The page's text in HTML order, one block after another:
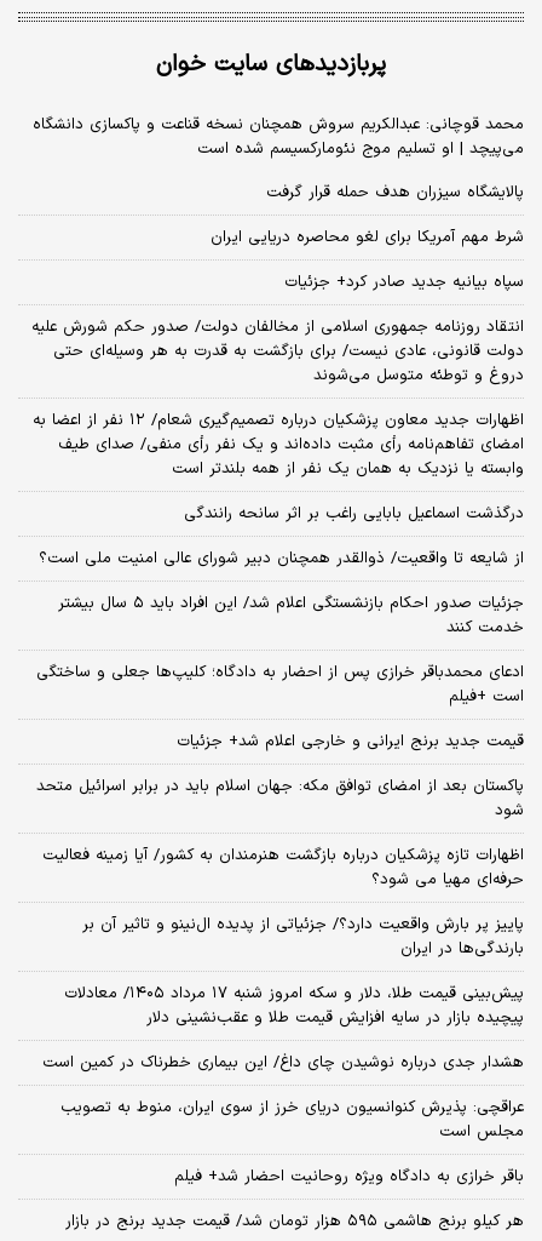
پربازدیدهای سایت خوان
محمد قوچانی: عبدالکریم سروش همچنان نسخه قناعت و پاکسازی دانشگاه
می‌پیچد | او تسلیم موج نئومارکسیسم شده است
پالایشگاه سیزران هدف حمله قرار گرفت
شرط مهم آمریکا برای لغو محاصره دریایی ایران
سپاه بیانیه جدید صادر کرد+ جزئیات
انتقاد روزنامه جمهوری اسلامی از مخالفان دولت/ صدور حکم شورش علیه
دولت قانونی، عادی نیست/ برای بازگشت به قدرت به هر وسیله‌ای حتی
دروغ و توطئه متوسل می‌شوند
اظهارات جدید معاون پزشکیان درباره تصمیم‌گیری شعام/ ۱۲ نفر از اعضا به
امضای تفاهم‌نامه رأی مثبت داده‌اند و یک نفر رأی منفی/ صدای طیف
وابسته یا نزدیک به همان یک نفر از همه بلندتر است
درگذشت اسماعیل بابایی راغب بر اثر سانحه رانندگی
از شایعه تا واقعیت/ ذوالقدر همچنان دبیر شورای ‌عالی امنیت ملی است؟
جزئیات صدور احکام بازنشستگی اعلام شد/ این افراد باید ۵ سال بیشتر
خدمت کنند
ادعای محمدباقر خرازی پس از احضار به دادگاه؛ کلیپ‌ها جعلی و ساختگی
است +فیلم
قیمت جدید برنج ایرانی و خارجی اعلام شد+ جزئیات
پاکستان بعد از امضای توافق مکه: جهان اسلام باید در برابر اسرائیل متحد
شود
اظهارات تازه پزشکیان درباره بازگشت هنرمندان به کشور/ آیا زمینه فعالیت
حرفه‌ای مهیا می شود؟
پاییز پر بارش واقعیت دارد؟/ جزئیاتی از پدیده ال‌نینو و تاثیر آن بر
بارندگی‌ها در ایران
پیش‌بینی قیمت طلا، دلار و سکه امروز شنبه ۱۷ مرداد ۱۴۰۵/ معادلات
پیچیده بازار در سایه افزایش قیمت طلا و عقب‌نشینی دلار
هشدار جدی درباره نوشیدن چای داغ/ این بیماری خطرناک در کمین است
عراقچی: پذیرش کنوانسیون دریای خرز از سوی ایران، منوط به تصویب
مجلس است
باقر خرازی به دادگاه ویژه روحانیت احضار شد+ فیلم
هر کیلو برنج هاشمی ۵۹۵ هزار تومان شد/ قیمت جدید برنج در بازار